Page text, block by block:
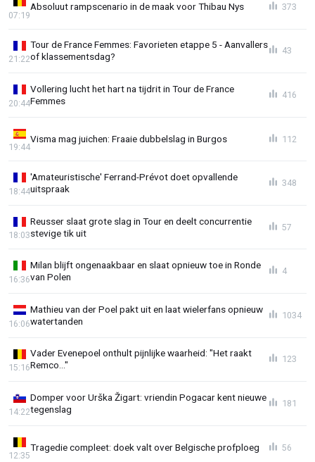
Absoluut rampscenario in de maak voor Thibau Nys
07:19
373
Tour de France Femmes: Favorieten etappe 5 - Aanvallers
of klassementsdag?
21:22
43
Vollering lucht het hart na tijdrit in Tour de France
Femmes
20:44
416
Visma mag juichen: Fraaie dubbelslag in Burgos
19:44
112
'Amateuristische' Ferrand-Prévot doet opvallende
uitspraak
18:44
348
Reusser slaat grote slag in Tour en deelt concurrentie
stevige tik uit
18:03
57
Milan blijft ongenaakbaar en slaat opnieuw toe in Ronde
van Polen
16:36
4
Mathieu van der Poel pakt uit en laat wielerfans opnieuw
watertanden
16:06
1034
Vader Evenepoel onthult pijnlijke waarheid: "Het raakt
Remco..."
15:16
123
Domper voor Urška Žigart: vriendin Pogacar kent nieuwe
tegenslag
14:22
181
Tragedie compleet: doek valt over Belgische profploeg
12:35
56